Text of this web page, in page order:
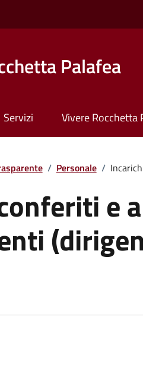
Palafea
Servizi Vivere Rocchetta
/ Personale /
e